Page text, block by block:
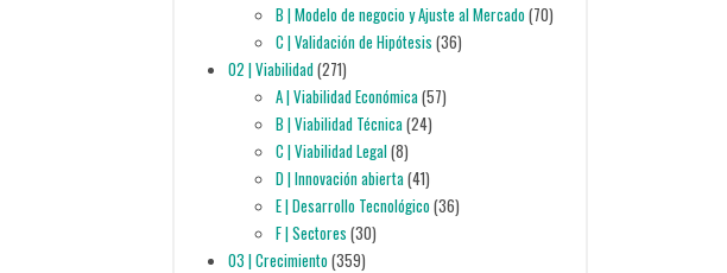
B | Modelo de negocio y Ajuste al Mercado(70)
C | Validación de Hipótesis (36)
02 | Viabilidad(271)
A | Viabilidad Económica(57)
B | Viabilidad Técnica(24)
C | Viabilidad Legal(8)
D | Innovación abierta(41)
E | Desarrollo Tecnológico(36)
F | Sectores (30)
03 | Crecimiento(359)